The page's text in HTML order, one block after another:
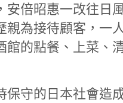
安倍昭惠一改往日
親為接待顧客，一
館的點餐、上菜、
保守的日本社會造